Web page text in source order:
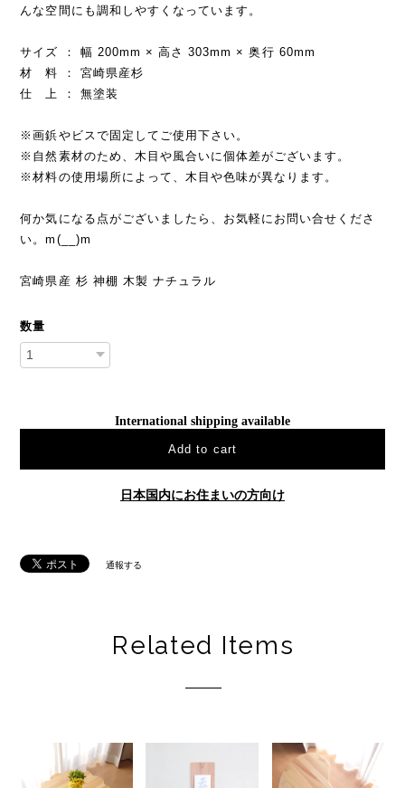
んな空間にも調和しやすくなっています。
サイズ ： 幅 200mm × 高さ 303mm × 奥行 60mm
材 料 ： 宮崎県産杉
仕 上 ： 無塗装
※画鋲やビスで固定してご使用下さい。
※自然素材のため、木目や風合いに個体差がございます。
※材料の使用場所によって、木目や色味が異なります。
何か気になる点がございましたら、お気軽にお問い合せくださ
い。m(__)m
宮崎県産 杉 神棚 木製 ナチュラル
数量
International shipping available
Add to cart
日本国内にお住まいの方向け
通報する
Related Items